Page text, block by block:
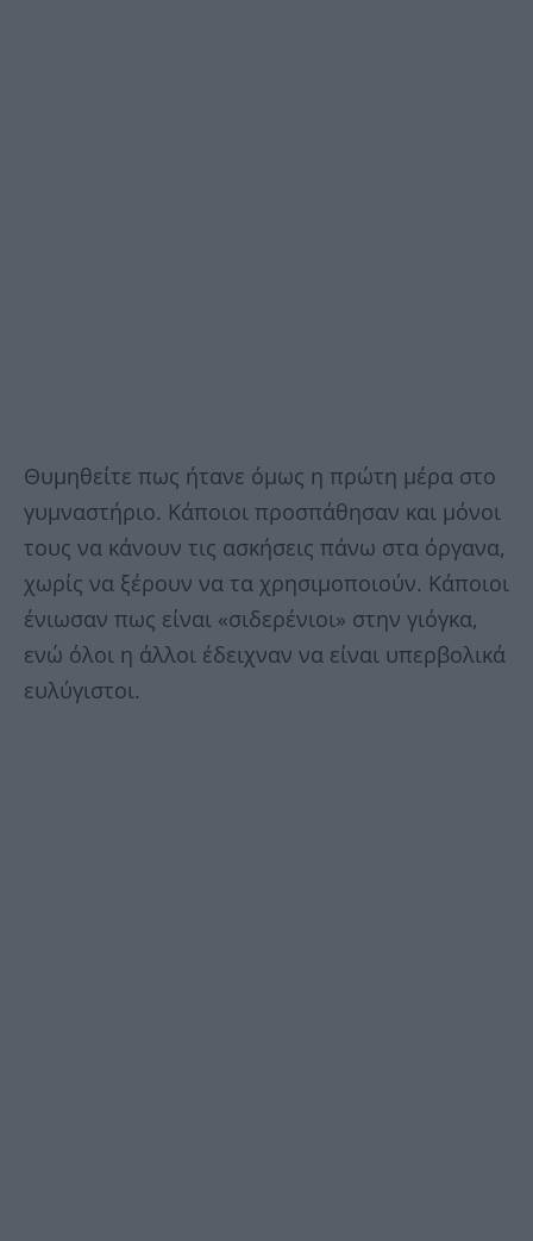
Θυμηθείτε πως ήτανε όμως η πρώτη μέρα στο
γυμναστήριο. Κάποιοι προσπάθησαν και μόνοι
τους να κάνουν τις ασκήσεις πάνω στα όργανα,
χωρίς να ξέρουν να τα χρησιμοποιούν. Κάποιοι
ένιωσαν πως είναι «σιδερένιοι» στην γιόγκα,
ενώ όλοι η άλλοι έδειχναν να είναι υπερβολικά
ευλύγιστοι.